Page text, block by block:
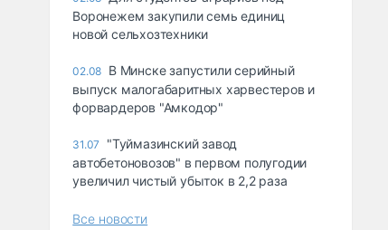
Воронежем закупили семь единиц
новой сельхозтехники
02.08 В Минске запустили серийный
выпуск малогабаритных харвестеров и
форвардеров "Амкодор"
31.07
"Туймазинский завод
автобетоновозов" в первом полугодии
увеличил чистый убыток в 2,2 раза
Все новости